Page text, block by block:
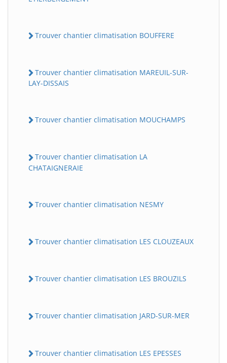
Trouver chantier climatisation BOUFFERE
Trouver chantier climatisation MAREUIL-SUR-
LAY-DISSAIS
Trouver chantier climatisation MOUCHAMPS
Trouver chantier climatisation LA
CHATAIGNERAIE
Trouver chantier climatisation NESMY
Trouver chantier climatisation LES CLOUZEAUX
Trouver chantier climatisation LES BROUZILS
Trouver chantier climatisation JARD-SUR-MER
Trouver chantier climatisation LES EPESSES